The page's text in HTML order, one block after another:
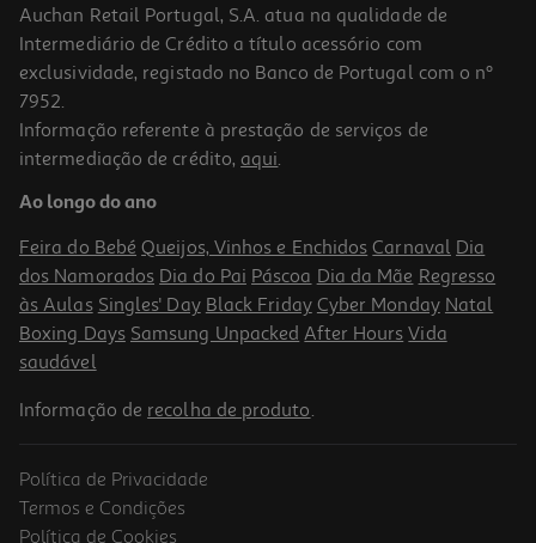
-25%
Massa Barilla Rigatoni 500g
3.28 €/Kg
1,64 €
Promoção
Auchan Retail Portugal, S.A. atua na qualidade de
Intermediário de Crédito a título acessório com
exclusividade, registado no Banco de Portugal com o nº
7952.
Informação referente à prestação de serviços de
intermediação de crédito, aqui.
Ao longo do ano
Feira do Bebé Queijos, Vinhos e Enchidos Carnaval Dia
dos Namorados Dia do Pai Páscoa Dia da Mãe Regresso
às Aulas Singles' Day Black Friday Cyber Monday Natal
Boxing Days Samsung Unpacked After Hours Vida
saudável
Informação de recolha de produto.
Política de Privacidade
Termos e Condições
Política de Cookies